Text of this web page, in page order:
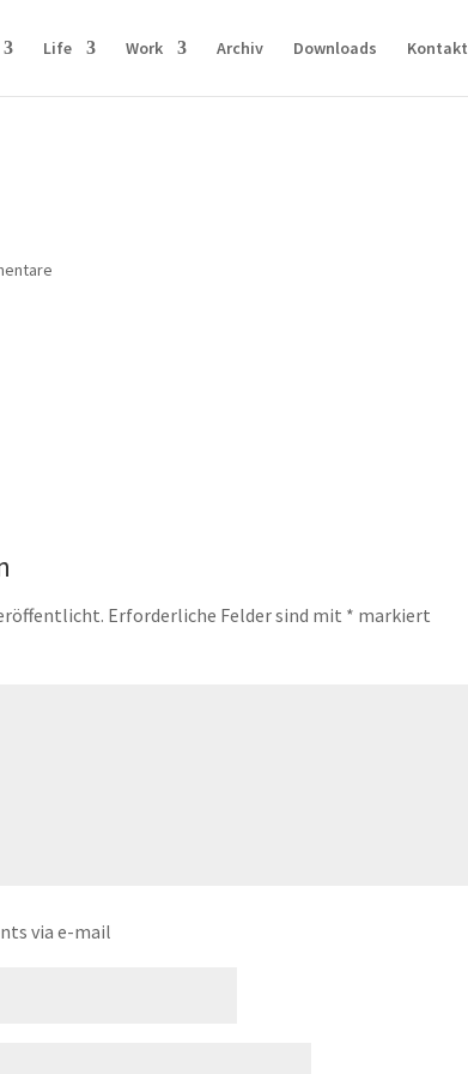
Life Work Archiv Downloads Kontakt
Erforderliche Felder sind mit * markiert
via e-mail